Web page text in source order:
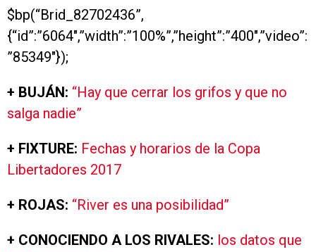
$bp(“Brid_82702436”,
{“id”:”6064″,”width”:”100%”,”height”:”400″,”video”:
”85349″});
+ BUJÁN: “Hay que cerrar los grifos y que no
salga nadie”
+ FIXTURE: Fechas y horarios de la Copa
Libertadores 2017
+ ROJAS: “River es una posibilidad”
+ CONOCIENDO A LOS RIVALES: los datos que